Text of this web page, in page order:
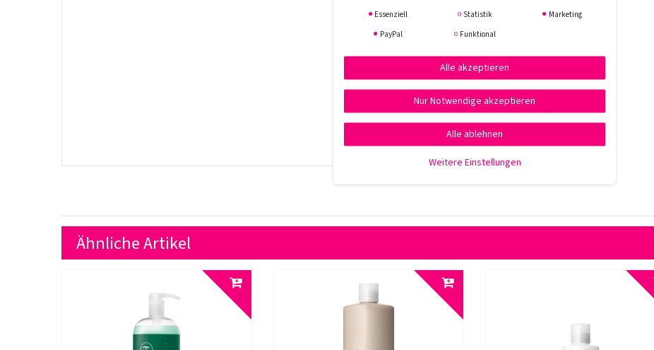
Ähnliche Artikel
Essenziell Statistik
Marketing
PayPal
Funktional
Alle akzeptieren
Nur Notwendige akzeptieren
Alle ablehnen
Weitere Einstellungen